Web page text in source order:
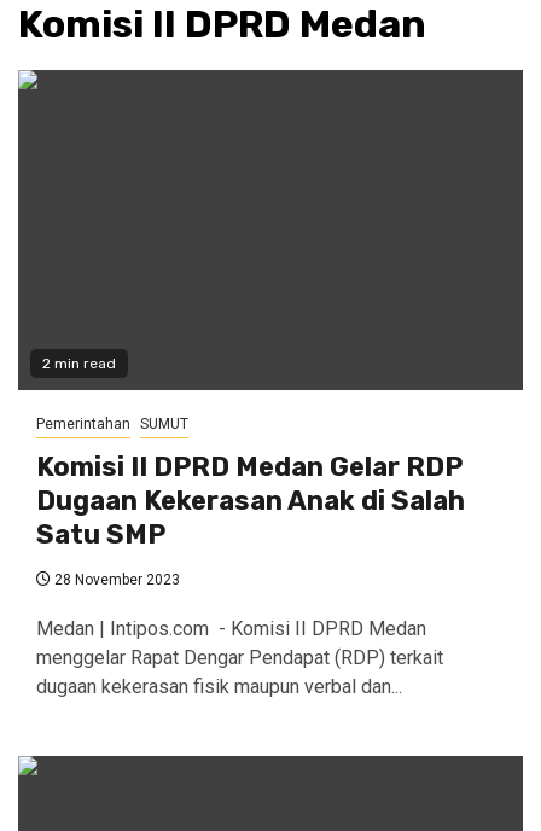
Komisi II DPRD Medan
2 min read
Pemerintahan SUMUT
Komisi II DPRD Medan Gelar RDP
Dugaan Kekerasan Anak di Salah
Satu SMP
28 November 2023
Medan | Intipos.com - Komisi II DPRD Medan
menggelar Rapat Dengar Pendapat (RDP) terkait
dugaan kekerasan fisik maupun verbal dan...